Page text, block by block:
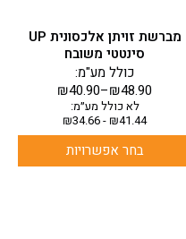
מברשת זויתן אלכסונית UP
סינטטי משובח
₪40.90–₪48.90
כולל מע"מ:
לא כולל מע״מ:
₪41.44
-
₪34.66
בחר אפשרויות
המוצר